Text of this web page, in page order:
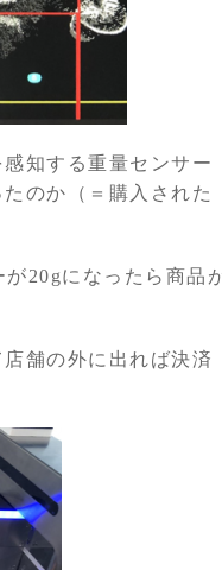
知する重量センサー
のか（＝購入された
20gになったら商品
舗の外に出れば決済